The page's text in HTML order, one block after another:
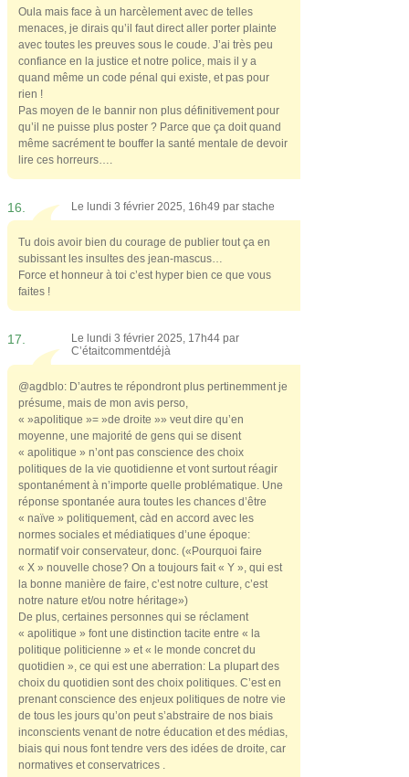
Oula mais face à un harcèlement avec de telles
menaces, je dirais qu’il faut direct aller porter plainte
avec toutes les preuves sous le coude. J’ai très peu
confiance en la justice et notre police, mais il y a
quand même un code pénal qui existe, et pas pour
rien !
Pas moyen de le bannir non plus définitivement pour
qu’il ne puisse plus poster ? Parce que ça doit quand
même sacrément te bouffer la santé mentale de devoir
lire ces horreurs….
16. Le lundi 3 février 2025, 16h49 par stache
Tu dois avoir bien du courage de publier tout ça en
subissant les insultes des jean-mascus…
Force et honneur à toi c’est hyper bien ce que vous
faites !
17.
Le lundi 3 février 2025, 17h44 par
C’étaitcommentdéjà
@agdblo: D’autres te répondront plus pertinemment je
présume, mais de mon avis perso,
« »apolitique »= »de droite »» veut dire qu’en
moyenne, une majorité de gens qui se disent
« apolitique » n’ont pas conscience des choix
politiques de la vie quotidienne et vont surtout réagir
spontanément à n’importe quelle problématique. Une
réponse spontanée aura toutes les chances d’être
« naïve » politiquement, càd en accord avec les
normes sociales et médiatiques d’une époque:
normatif voir conservateur, donc. («Pourquoi faire
« X » nouvelle chose? On a toujours fait « Y », qui est
la bonne manière de faire, c’est notre culture, c’est
notre nature et/ou notre héritage»)
De plus, certaines personnes qui se réclament
« apolitique » font une distinction tacite entre « la
politique politicienne » et « le monde concret du
quotidien », ce qui est une aberration: La plupart des
choix du quotidien sont des choix politiques. C’est en
prenant conscience des enjeux politiques de notre vie
de tous les jours qu’on peut s’abstraire de nos biais
inconscients venant de notre éducation et des médias,
biais qui nous font tendre vers des idées de droite, car
normatives et conservatrices .